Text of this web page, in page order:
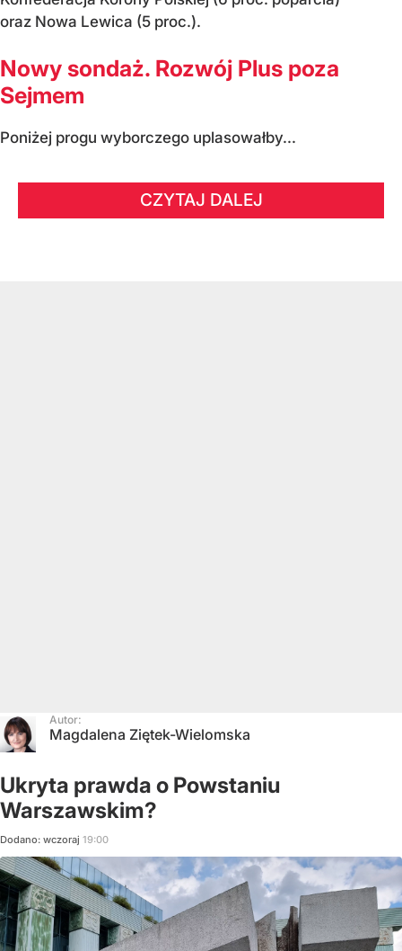
oraz Nowa Lewica (5 proc.).
Nowy sondaż. Rozwój Plus poza
Sejmem
Poniżej progu wyborczego uplasowałby...
CZYTAJ DALEJ
Autor:
Magdalena Ziętek-Wielomska
Ukryta prawda o Powstaniu
Warszawskim?
Dodano: wczoraj 19:00